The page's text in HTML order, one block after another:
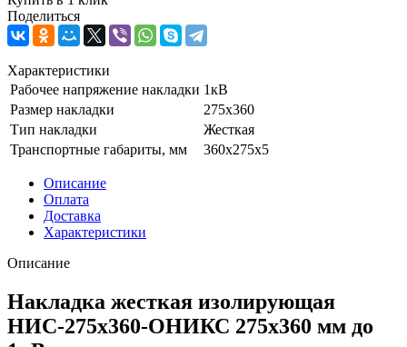
Поделиться
Характеристики
Рабочее напряжение накладки 1кВ
Размер накладки
275х360
Тип накладки
Жесткая
Транспортные габариты, мм
360х275х5
Описание
Оплата
Доставка
Характеристики
Описание
Накладка жесткая изолирующая
НИС-275х360-ОНИКС 275х360 мм до